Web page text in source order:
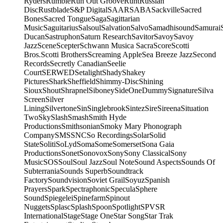
DiscRustbladeS&P DigitalSAARSABASackvilleSacred
BonesSacred TongueSagaSagittarian
MusicSaguitariusSalsoulSalvationSalvoSamadhisoundSamurai
DucanSastruphonSaturn ResearchSavitorSavoySavoy
JazzSceneScepterSchwann Musica SacraScoreScotti
Bros.Scotti BrothersScreaming AppleSea Breeze JazzSecond
RecordsSecretly CanadianSeelie
CourtSERWEDSetalightShadyShakey
PicturesSharkSheffieldShimmy-DiscShining
SiouxShoutShrapnelSiboneySideOneDummySignatureSilva
ScreenSilver
LiningSilvertoneSinSinglebrookSintezSireSireenaSituation
TwoSkySlashSmashSmith Hyde
ProductionsSmithsonianSmoky Mary Phonograph
CompanySMSSNCSo RecordingsSolarSolid
StateSolitiSoLydSomaSomeSomersetSona Gaia
ProductionsSonetSonovoxSonySony ClassicalSony
MusicSOSSoulSoul JazzSoul NoteSound AspectsSounds Of
SubterraniaSounds SuperbSoundtrack
FactorySoundvisionSoviet GrailSoyuzSpanish
PrayersSparkSpectraphonicSpeculaSphere
SoundSpiegeleiSpinefarmSpinout
NuggetsSplascSplashSpoonSpotlightSPVSR
InternationalStageStage OneStar SongStar Trak